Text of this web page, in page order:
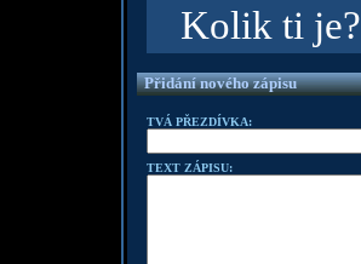
Kolik ti je?
Přidání nového zápisu
TVÁ PŘEZDÍVKA:
TEXT ZÁPISU: